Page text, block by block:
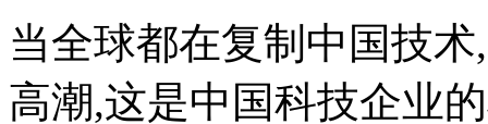
当全球都在复制中国技
高潮,这是中国科技企业